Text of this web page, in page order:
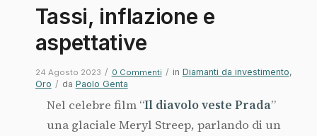
Tassi, inflazione e
aspettative
24 Agosto 2023 / 0 Commenti / in Diamanti da investimento,
Oro / da Paolo Genta
Nel celebre film “Il diavolo veste Prada”
una glaciale Meryl Streep, parlando di un